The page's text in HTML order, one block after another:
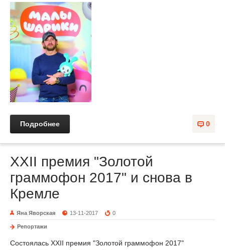
0
Подробнее
XXII премия "Золотой
граммофон 2017" и снова в
Кремле
Яна Яворская 13-11-2017 0
Репортажи
Состоялась XXII премия "Золотой граммофон 2017"